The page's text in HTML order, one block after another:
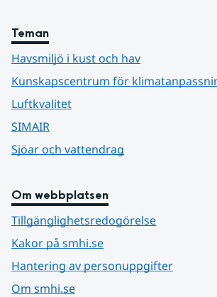
Teman
Havsmiljö i kust och hav
Kunskapscentrum för
Luftkvalitet
SIMAIR
Sjöar och vattendrag
Om webbplatsen
Tillgänglighetsredogörelse
Kakor på smhi.se
Hantering av personuppgifter
Om smhi.se